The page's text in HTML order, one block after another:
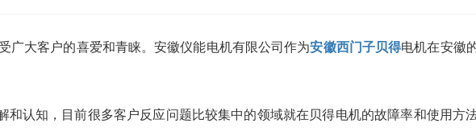
广大客户的喜爱和青睐。安徽仪能电机有限公司作为安徽西门子贝得电机在安徽
认知，目前很多客户反应问题比较集中的领域就在贝得电机的故障率和使用方